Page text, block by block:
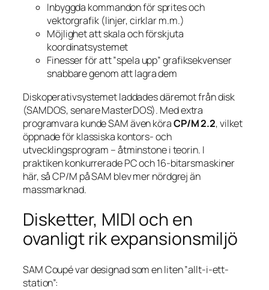
Inbyggda kommandon för sprites och
vektorgrafik (linjer, cirklar m.m.)
Möjlighet att skala och förskjuta
koordinatsystemet
Finesser för att ”spela upp” grafiksekvenser
snabbare genom att lagra dem
Diskoperativsystemet laddades däremot från disk
(SAMDOS, senare MasterDOS). Med extra
programvara kunde SAM även köraCP/M 2.2, vilket
öppnade för klassiska kontors- och
utvecklingsprogram – åtminstone i teorin. I
praktiken konkurrerade PC och 16-bitarsmaskiner
här, så CP/M på SAM blev mer nördgrej än
massmarknad.
Disketter, MIDI och en
ovanligt rik expansionsmiljö
SAM Coupé var designad som en liten ”allt-i-ett-
station”: